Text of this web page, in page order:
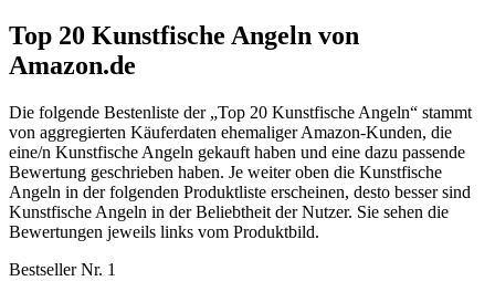
Top 20 Kunstfische Angeln von
Amazon.de
Die folgende Bestenliste der „Top 20 Kunstfische Angeln“ stammt
von aggregierten Käuferdaten ehemaliger Amazon-Kunden, die
eine/n Kunstfische Angeln gekauft haben und eine dazu passende
Bewertung geschrieben haben. Je weiter oben die Kunstfische
Angeln in der folgenden Produktliste erscheinen, desto besser sind
Kunstfische Angeln in der Beliebtheit der Nutzer. Sie sehen die
Bewertungen jeweils links vom Produktbild.
Bestseller Nr. 1